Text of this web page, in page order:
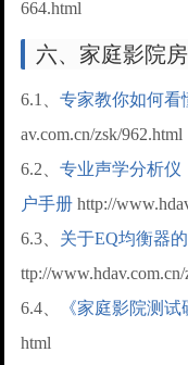
664.html
六、家庭影院
6.1、专家教你如何看
av.com.cn/zsk/962.html
6.2、专业声学分析仪
户手册 http://
6.3、 关于EQ均衡器
ttp://
6.4、
《家庭影院测试
html